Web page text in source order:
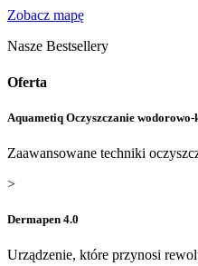
Zobacz mapę
Nasze Bestsellery
Oferta
Aquametiq Oczyszczanie wodorowo-
Zaawansowane techniki
>
Dermapen 4.0
Urządzenie, które przynosi